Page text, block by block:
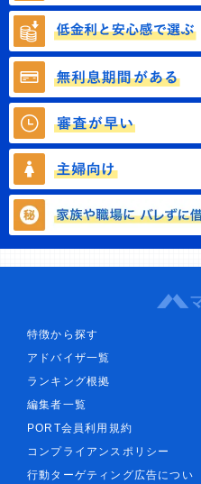
特徴から探す
アドバイザ一覧
ランキング根拠
編集者一覧
PORT会員利用規約
コンプライアンスポリシー
行動ターゲティング広告につい